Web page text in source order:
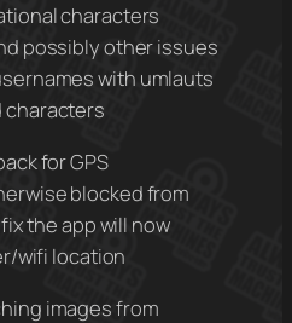
characters
possibly other issues
with umlauts
for GPS
blocked from
the app will now
wifi location
images from